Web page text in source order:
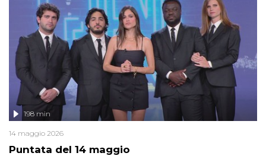
Firenze, le cui responsabilità appaiono ancora oggi avvolte in un
groviglio di dubbi mai chiariti. Nel corso dello speciale anche
l'intervista inedita a Olindo Romano, realizzata ne...
Puntata del 14 maggio
198 min
14 maggio 2026